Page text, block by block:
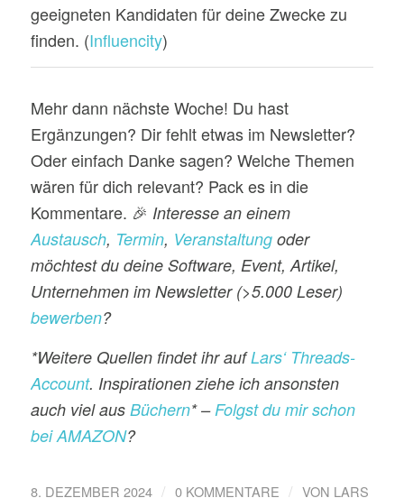
geeigneten Kandidaten für deine Zwecke zu
finden. (Influencity)
Mehr dann nächste Woche! Du hast
Ergänzungen? Dir fehlt etwas im Newsletter?
Oder einfach Danke sagen? Welche Themen
wären für dich relevant? Pack es in die
Kommentare. 🎉 Interesse an einem
Austausch, Termin, Veranstaltungoder
möchtest du deine Software, Event, Artikel,
Unternehmen im Newsletter (>5.000 Leser)
bewerben?
*Weitere Quellen findet ihr aufLars‘ Threads-
Account. Inspirationen ziehe ich ansonsten
auch viel aus Büchern* –Folgst du mir schon
bei AMAZON?
8. DEZEMBER 2024 / 0 KOMMENTARE / VON LARS